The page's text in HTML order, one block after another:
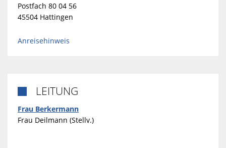
Postfach 80 04 56
45504 Hattingen
Anreisehinweis
 LEITUNG
Frau Berkermann
Frau Deilmann (Stellv.)